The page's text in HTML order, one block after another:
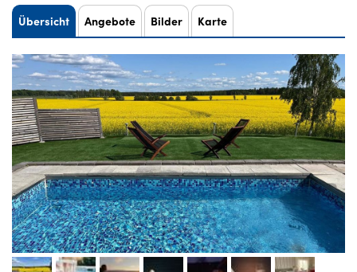
Übersicht Angebote Bilder Karte